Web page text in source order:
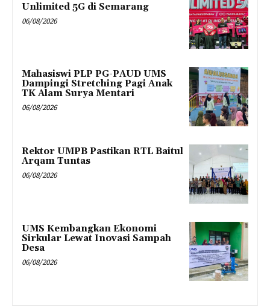
Unlimited 5G di Semarang
06/08/2026
Mahasiswi PLP PG-PAUD UMS
Dampingi Stretching Pagi Anak
TK Alam Surya Mentari
06/08/2026
Rektor UMPB Pastikan RTL Baitul
Arqam Tuntas
06/08/2026
UMS Kembangkan Ekonomi
Sirkular Lewat Inovasi Sampah
Desa
06/08/2026